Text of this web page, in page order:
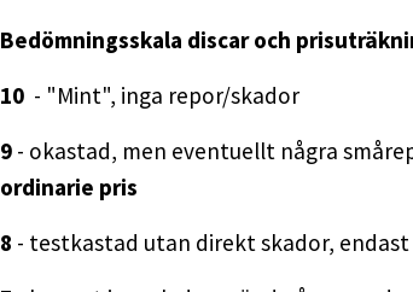
Bedömningsskala discar och
10 - "Mint", inga repor/skador
9 - okastad, men eventuellt några
ordinarie pris
8 - testkastad utan direkt skador,